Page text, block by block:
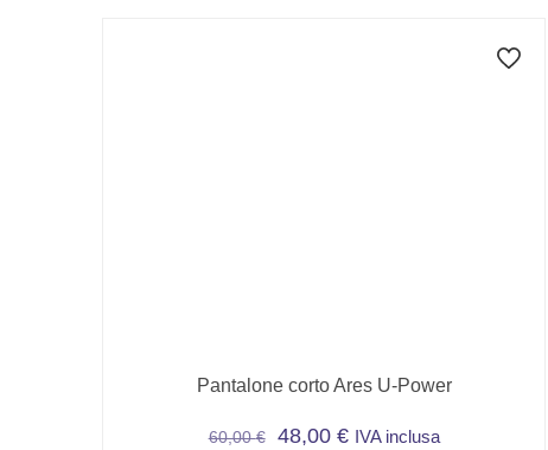
Pantalone corto Ares U-Power
60,00€ 48,00 € IVA inclusa